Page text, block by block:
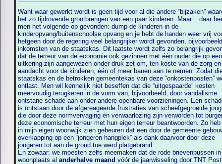
Want waar gewerkt wordt is geen tijd voor al die andere “bijzaken”
het zo tijdrovende grootbrengen van een paar kinderen. Maar... daar
men het volgende op gevonden: dump de kinderen in de
kinderopvang/buitenschoolse opvang en je hebt de handen weer vrij
hetgeen door de regering veel belangrijker wordt gevonden,
inkomsten van de staatskas. Dit laatste wordt zelfs zo belangrijk
dat de terreur van de economie ook gezinnen met één ouder die op een
uitkering zijn aangewezen onder druk zet om, ten koste van de zorg en
aandacht voor de kinderen, één of meer banen aan te nemen. Zodat
staatskas en de betrokken gemeentekas van deze “onkostenposten”
ontlast. Men wil kennelijk niet beseffen dat die “uitgespaarde” kosten
meervoudig terugkeren in de vorm van, bijvoorbeeld, door vandalisme
ontstane schade aan onder andere openbare voorzieningen. Een
is ontstaan door de afgereageerde frustraties van scheefgegroeide
die door deze normvervaging en verwaarlozing zijn verworden tot
deze economische terreur met hun eigen terreur beantwoorden. Zo
in mijn eigen woonwijk zien gebeuren dat een door de gemeente
overkapping op een “jongeren hangplek” als dank daarvoor door deze
jongeren tot aan de grond toe werd platgebrand.
En zowaar: we moesten zelfs meemaken dat de rode brievenbussen
woonplaats alanderhalve maand vóór de jaarwisseling door TNT Post